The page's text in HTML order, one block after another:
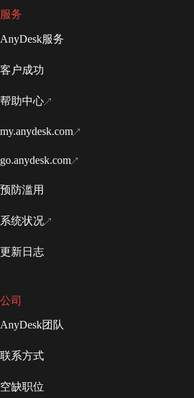
服务
AnyDesk服务
客户成功
帮助中心
my.anydesk.com
go.anydesk.com
预防滥用
系统状况
更新日志
公司
AnyDesk团队
联系方式
空缺职位